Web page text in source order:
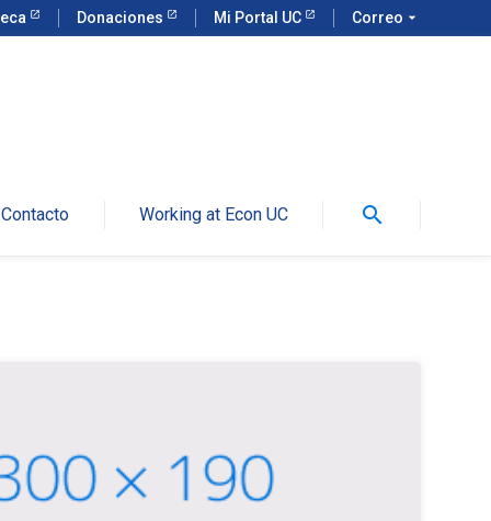
Donaciones Mi Portal UC Correo arrow_drop_down
Contacto Working at Econ UC search